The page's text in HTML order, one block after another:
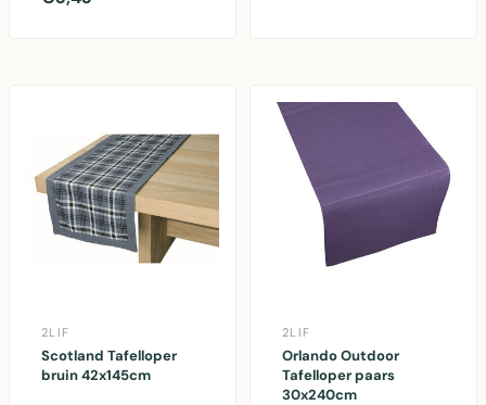
2LIF
Scotland Tafelloper
bruin 42x145cm
2LIF
Orlando Outdoor
Tafelloper paars
30x240cm